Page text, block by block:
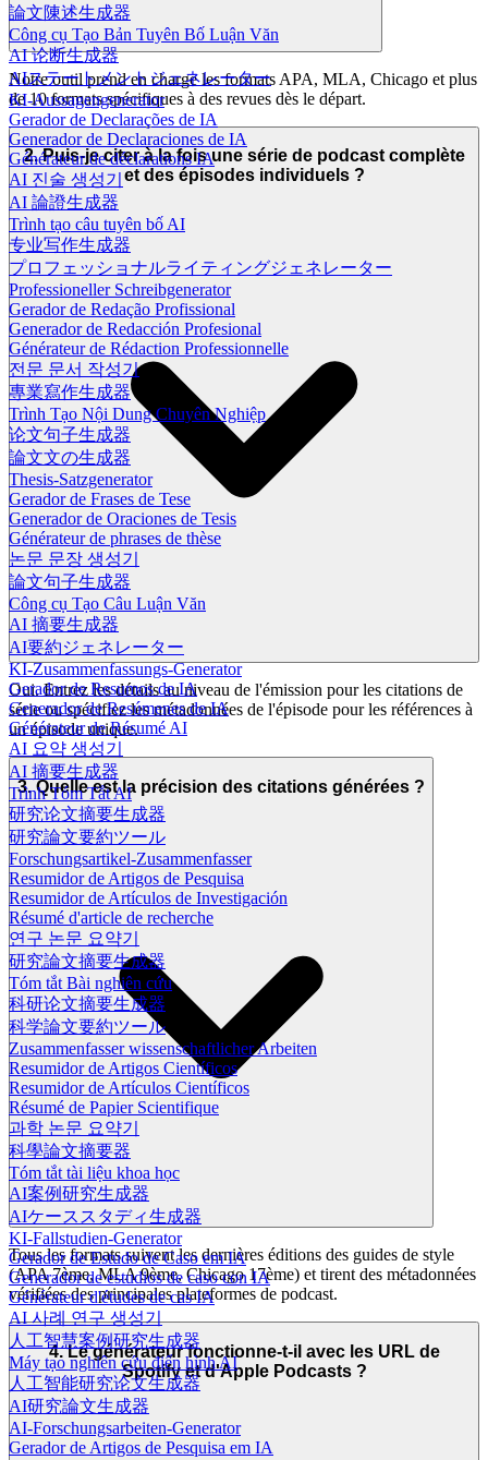
論文陳述生成器
Công cụ Tạo Bản Tuyên Bố Luận Văn
AI 论断生成器
AIステートメントジェネレーター
KI-Aussagengenerator
Gerador de Declarações de IA
Generador de Declaraciones de IA
Générateur de déclarations IA
AI 진술 생성기
AI 論證生成器
Trình tạo câu tuyên bố AI
专业写作生成器
プロフェッショナルライティングジェネレーター
Professioneller Schreibgenerator
Gerador de Redação Profissional
Generador de Redacción Profesional
Générateur de Rédaction Professionnelle
전문 문서 작성기
專業寫作生成器
Trình Tạo Nội Dung Chuyên Nghiệp
论文句子生成器
論文文の生成器
Thesis-Satzgenerator
Gerador de Frases de Tese
Generador de Oraciones de Tesis
Générateur de phrases de thèse
논문 문장 생성기
論文句子生成器
Công cụ Tạo Câu Luận Văn
AI 摘要生成器
AI要約ジェネレーター
KI-Zusammenfassungs-Generator
Gerador de Resumos de IA
Generador de Resúmenes de IA
Générateur de Résumé AI
AI 요약 생성기
AI 摘要生成器
Trình Tóm Tắt AI
研究论文摘要生成器
研究論文要約ツール
Forschungsartikel-Zusammenfasser
Resumidor de Artigos de Pesquisa
Resumidor de Artículos de Investigación
Résumé d'article de recherche
연구 논문 요약기
研究論文摘要生成器
Tóm tắt Bài nghiên cứu
科研论文摘要生成器
科学論文要約ツール
Zusammenfasser wissenschaftlicher Arbeiten
Resumidor de Artigos Científicos
Resumidor de Artículos Científicos
Résumé de Papier Scientifique
과학 논문 요약기
科學論文摘要器
Tóm tắt tài liệu khoa học
AI案例研究生成器
AIケーススタディ生成器
KI-Fallstudien-Generator
Gerador de Estudo de Caso em IA
Generador de estudios de caso con IA
Générateur d'études de cas IA
AI 사례 연구 생성기
人工智慧案例研究生成器
Máy tạo nghiên cứu điển hình AI
人工智能研究论文生成器
AI研究論文生成器
AI-Forschungsarbeiten-Generator
Gerador de Artigos de Pesquisa em IA
Notre outil prend en charge les formats APA, MLA, Chicago et plus
de 10 formats spécifiques à des revues dès le départ.
2. Puis-je citer à la fois une série de podcast complète
et des épisodes individuels ?
Oui. Entrez les détails au niveau de l'émission pour les citations de
série ou spécifiez les métadonnées de l'épisode pour les références à
un épisode unique.
3. Quelle est la précision des citations générées ?
Tous les formats suivent les dernières éditions des guides de style
(APA 7ème, MLA 9ème, Chicago 17ème) et tirent des métadonnées
vérifiées des principales plateformes de podcast.
4. Le générateur fonctionne-t-il avec les URL de
Spotify et d'Apple Podcasts ?